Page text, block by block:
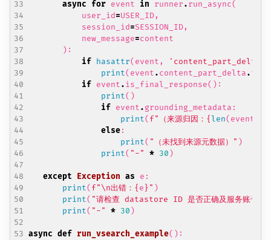
async for event in runner.run_async(
user_id=USER_ID,
session_id=SESSION_ID,
new_message=content
):
if hasattr( event , 'content_part_delta'
print( event.content_part_delta.text
if event.is_final_response():
print()
if event.grounding_metadata :
print( f"（来源归因： {len( event
else:
print( "（未找到来源元数据）" )
print( "-" * 30 )
except Exception as e :
print( f"\n出错： { e }" )
print( "请检查 datastore ID 是否正确及服务账号权
print( "-" * 30 )
async def run_vsearch_example():